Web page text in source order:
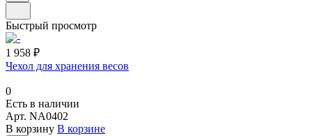
Быстрый просмотр
1 958 ₽
Чехол для хранения весов
0
Есть в наличии
Арт. NA0402
В корзину В корзине